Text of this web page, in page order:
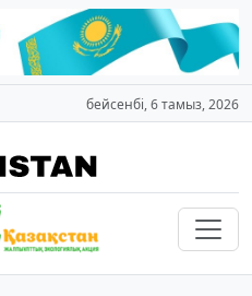
бейсенбі, 6 тамыз, 2026